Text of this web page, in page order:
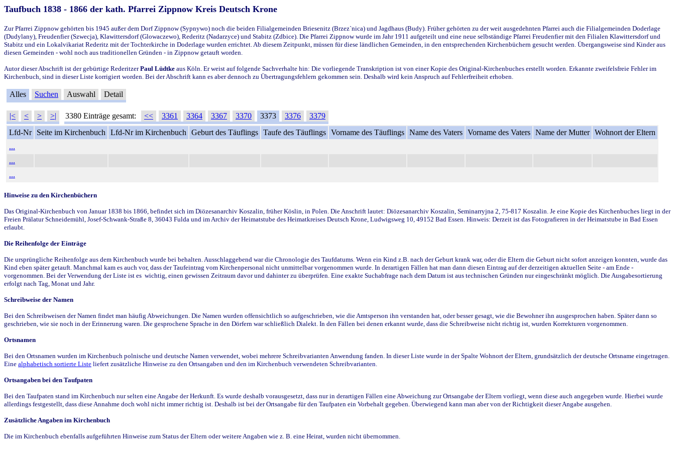
Taufbuch 1838 - 1866 der kath. Pfarrei Zippnow Kreis Deutsch Krone
Zur Pfarrei Zippnow gehörten bis 1945 außer dem Dorf Zippnow (Sypnywo) noch die beiden Filialgemeinden Briesenitz (Brzez`nica) und Jagdhaus (Budy). Früher gehörten zu der weit ausgedehnten Pfarrei auch die Filialgemeinden Doderlage
(Dudylany), Freudenfier (Szwecja), Klawittersdorf (Glowaczewo), Rederitz (Nadarzyce) und Stabitz (Zdbice). Die Pfarrei Zippnow wurde im Jahr 1911 aufgeteilt und eine neue selbständige Pfarrei Freudenfier mit den Filialen Klawittersdorf und
Stabitz und ein Lokalvikariat Rederitz mit der Tochterkirche in Doderlage wurden errichtet. Ab diesem Zeitpunkt, müssen für diese ländlichen Gemeinden, in den entsprechenden Kirchenbüchern gesucht werden. Übergangsweise sind Kinder aus
diesen Gemeinden - wohl noch aus traditionellen Gründen - in Zippnow getauft worden.
Autor dieser Abschrift ist der gebürtige RederitzerPaul Lüdtke aus Köln. Er weist auf folgende Sachverhalte hin: Die vorliegende Transkription ist von einer Kopie des Original-Kirchenbuches erstellt worden. Erkannte zweifelsfreie Fehler im
Kirchenbuch, sind in dieser Liste korrigiert worden. Bei der Abschrift kann es aber dennoch zu Übertragungsfehlern gekommen sein. Deshalb wird kein Anspruch auf Fehlerfreiheit erhoben.
Alles Suchen Auswahl Detail
|< < > >| 3380 Einträge gesamt: << 3361 3364 3367 3370 3373 3376
3379
Lfd-Nr
Seite im Kirchenbuch Lfd-Nr im Kirchenbuch Geburt des Täuflings Taufe des Täuflings Vorname des Täuflings Name des Vaters Vorname des Vaters Name der Mutter Wohnort der Eltern
...
...
...
Hinweise zu den Kirchenbüchern
Das Original-Kirchenbuch von Januar 1838 bis 1866, befindet sich im Diözesanarchiv Koszalin, früher Köslin, in Polen. Die Anschrift lautet: Diözesanarchiv Koszalin, Seminarryjna 2, 75-817 Koszalin. Je eine Kopie des Kirchenbuches liegt in der
Freien Prälatur Schneidemühl, Josef-Schwank-Straße 8, 36043 Fulda und im Archiv der Heimatstube des Heimatkreises Deutsch Krone, Ludwigsweg 10, 49152 Bad Essen. Hinweis: Derzeit ist das Fotografieren in der Heimatstube in Bad Essen
erlaubt.
Die Reihenfolge der Einträge
Die ursprüngliche Reihenfolge aus dem Kirchenbuch wurde bei behalten. Ausschlaggebend war die Chronologie des Taufdatums. Wenn ein Kind z.B. nach der Geburt krank war, oder die Eltern die Geburt nicht sofort anzeigen konnten, wurde das
Kind eben später getauft. Manchmal kam es auch vor, dass der Taufeintrag vom Kirchenpersonal nicht unmittelbar vorgenommen wurde. In derartigen Fällen hat man dann diesen Eintrag auf der derzeitigen aktuellen Seite - am Ende -
vorgenommen. Bei der Verwendung der Liste ist es wichtig, einen gewissen Zeitraum davor und dahinter zu überprüfen. Eine exakte Suchabfrage nach dem Datum ist aus technischen Gründen nur eingeschränkt möglich. Die Ausgabesortierung
erfolgt nach Tag, Monat und Jahr.
Schreibweise der Namen
Bei den Schreibweisen der Namen findet man häufig Abweichungen. Die Namen wurden offensichtlich so aufgeschrieben, wie die Amtsperson ihn verstanden hat, oder besser gesagt, wie die Bewohner ihn ausgesprochen haben. Später dann so
geschrieben, wie sie noch in der Erinnerung waren. Die gesprochene Sprache in den Dörfern war schließlich Dialekt. In den Fällen bei denen erkannt wurde, dass die Schreibweise nicht richtig ist, wurden Korrekturen vorgenommen.
Ortsnamen
Bei den Ortsnamen wurden im Kirchenbuch polnische und deutsche Namen verwendet, wobei mehrere Schreibvarianten Anwendung fanden. In dieser Liste wurde in der Spalte Wohnort der Eltern, grundsätzlich der deutsche Ortsname eingetragen.
Eine alphabetisch sortierte Liste liefert zusätzliche Hinweise zu den Ortsangaben und den im Kirchenbuch verwendeten Schreibvarianten.
Ortsangaben bei den Taufpaten
Bei den Taufpaten stand im Kirchenbuch nur selten eine Angabe der Herkunft. Es wurde deshalb vorausgesetzt, dass nur in derartigen Fällen eine Abweichung zur Ortsangabe der Eltern vorliegt, wenn diese auch angegeben wurde. Hierbei wurde
allerdings festgestellt, dass diese Annahme doch wohl nicht immer richtig ist. Deshalb ist bei der Ortsangabe für den Taufpaten ein Vorbehalt gegeben. Überwiegend kann man aber von der Richtigkeit dieser Angabe ausgehen.
Zusätzliche Angaben im Kirchenbuch
Die im Kirchenbuch ebenfalls aufgeführten Hinweise zum Status der Eltern oder weitere Angaben wie z. B. eine Heirat, wurden nicht übernommen.